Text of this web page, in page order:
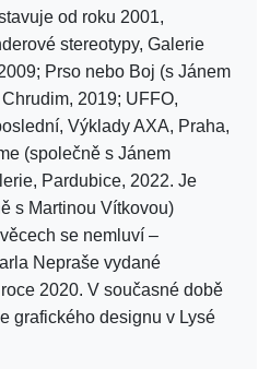
od roku 2001,
stereotypy, Galerie
Prso nebo Boj (s Jánem
2019; UFFO,
Výklady AXA, Praha,
(společně s Jánem
Pardubice, 2022. Je
s Martinou Vítkovou)
se nemluví –
Nepraše vydané
2020. V současné době
grafického designu v Lysé